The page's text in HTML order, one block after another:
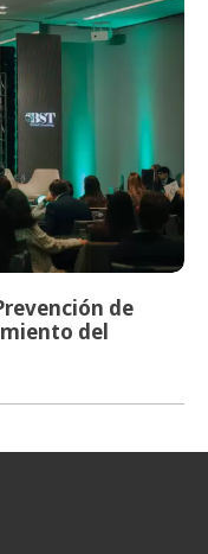
de
del